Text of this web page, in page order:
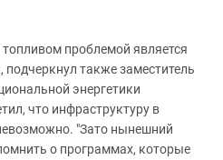
проблемой является
подчеркнул также заместитель
энергетики
что инфраструктуру в
"Зато нынешний
о программах, которые